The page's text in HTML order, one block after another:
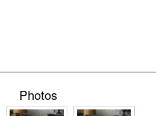
Photos